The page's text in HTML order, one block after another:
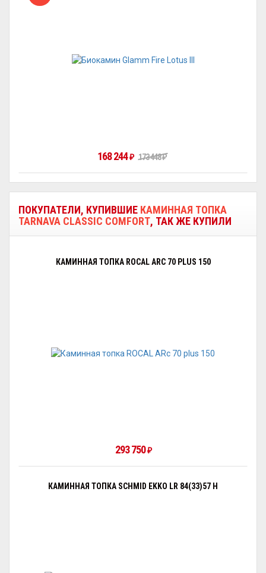
168 244 ₽ 173 448₽
ПОКУПАТЕЛИ, КУПИВШИЕ КАМИННАЯ ТОПКА
TARNAVA CLASSIC COMFORT, ТАК ЖЕ КУПИЛИ
КАМИННАЯ ТОПКА ROCAL ARC 70 PLUS 150
293 750 ₽
КАМИННАЯ ТОПКА SCHMID EKKO LR 84(33)57 H